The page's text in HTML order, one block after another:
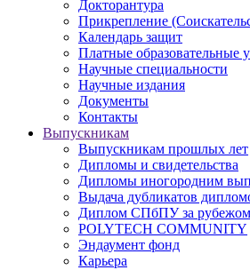
Докторантура
Прикрепление
Календарь защит
Платные образовательные
Научные специальности
Научные издания
Документы
Контакты
Выпускникам
Выпускникам прошлых лет
Дипломы и свидетельства
Дипломы иногородним
Выдача дубликатов
Диплом СПбПУ за рубежом
POLYTECH COMMUNITY
Эндаумент фонд
Карьера